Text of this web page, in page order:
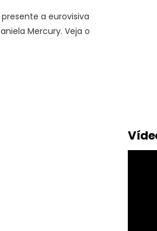
a eurovisiva
Mercury. Veja o